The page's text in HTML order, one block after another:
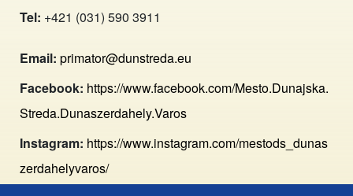
Tel: +421 (031) 590 3911
Email: primator@dunstreda.eu
Facebook: https://www.facebook.com/Mesto.Dunajska.
Streda.Dunaszerdahely.Varos
Instagram: https://www.instagram.com/mestods_dunas
zerdahelyvaros/